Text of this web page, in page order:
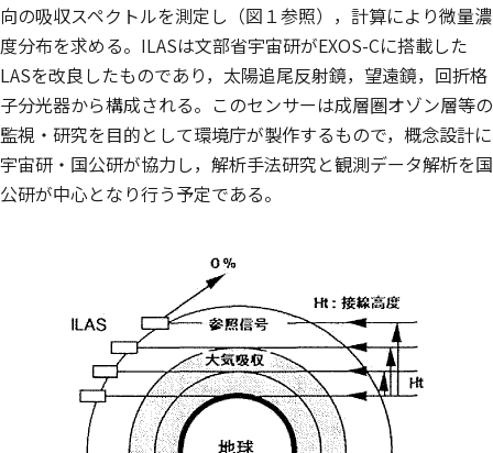
向の吸収スペクトルを測定し（図１参照），計算により微量濃
度分布を求める。ILASは文部省宇宙研がEXOS-Cに搭載した
LASを改良したものであり，太陽追尾反射鏡，望遠鏡，回折格
子分光器から構成される。このセンサーは成層圏オゾン層等の
監視・研究を目的として環境庁が製作するもので，概念設計に
宇宙研・国公研が協力し，解析手法研究と観測データ解析を国
公研が中心となり行う予定である。